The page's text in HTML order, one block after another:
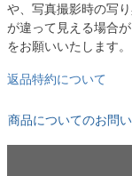
や、写真撮影時の写
が違って見える場合
をお願いいたします。
返品特約について
商品についてのお問